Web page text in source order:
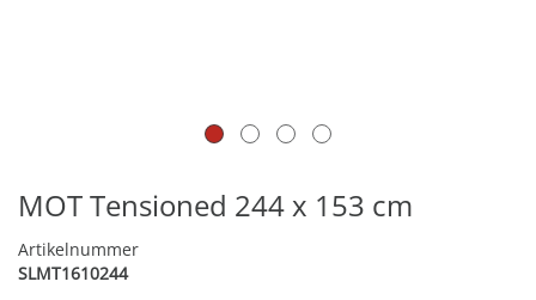
MOT Tensioned 244 x 153 cm
Artikelnummer
SLMT1610244